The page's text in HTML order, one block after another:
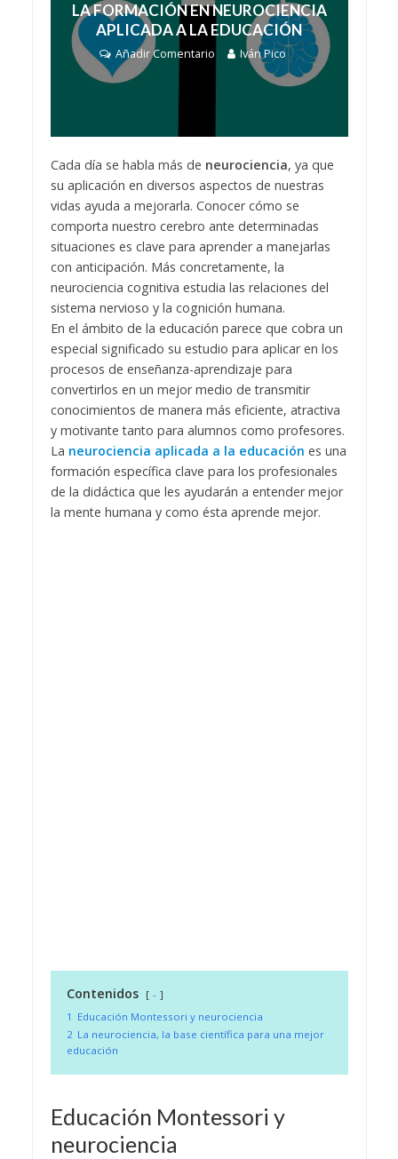
LA FORMACIÓN EN NEUROCIENCIA
APLICADA A LA EDUCACIÓN
Añadir Comentario Iván Pico
Cada día se habla más de neurociencia, ya que
su aplicación en diversos aspectos de nuestras
vidas ayuda a mejorarla. Conocer cómo se
comporta nuestro cerebro ante determinadas
situaciones es clave para aprender a manejarlas
con anticipación. Más concretamente, la
neurociencia cognitiva estudia las relaciones del
sistema nervioso y la cognición humana.
En el ámbito de la educación parece que cobra un
especial significado su estudio para aplicar en los
procesos de enseñanza-aprendizaje para
convertirlos en un mejor medio de transmitir
conocimientos de manera más eficiente, atractiva
y motivante tanto para alumnos como profesores.
La neurociencia aplicada a la educación es una
formación específica clave para los profesionales
de la didáctica que les ayudarán a entender mejor
la mente humana y como ésta aprende mejor.
Contenidos
-
1 Educación Montessori y neurociencia
2 La neurociencia, la base científica para una mejor
educación
Educación Montessori y
neurociencia